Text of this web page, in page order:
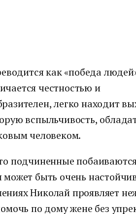
как «победа
честностью и
легко находит
вспыльчивость,
человеком.
подчиненные
быть очень
Николай проявляет
по дому жене без